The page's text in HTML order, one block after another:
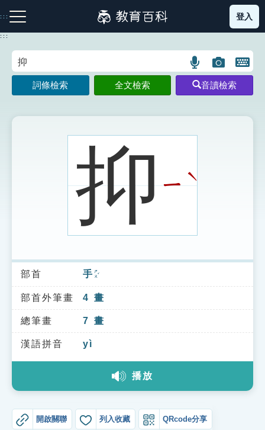
到
主
:::
注音索引圖示 筆畫索引圖示 部首索引表圖示
索引選單
知識索引
單字索引
生命大百科索引
教學應用
登入
:::
語
言
搜
示
圖
片
搜
開
鍵
圖
詞條檢索 全文檢索 音讀檢索
抑ㄧ ˋ
部首 手 ㄕㄡˇ
部首外筆畫 4 畫
總筆畫 7 畫
漢語拼音 yì
播放
開啟關聯 列入收藏 QRcode分享